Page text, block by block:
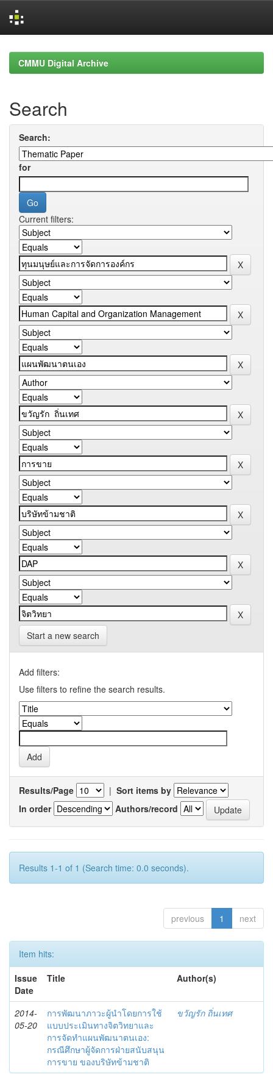
navigationCMMU Digital Archive
Search
Search:
for
Current filters:
Start a new search
Add filters:
Use filters to refine the search results.
Results/Page | Sort items by
In order
Authors/record
Results 1-1 of 1 (Search time: 0.0 seconds).
previous 1 next
Item hits:
Issue
Date
Title Author(s)
2014-
05-20
การพัฒนาภาวะผู้นำโดยการใช้
แบบประเมินทางจิตวิทยาและ
การจัดทำแผนพัฒนาตนเอง:
กรณีศึกษาผู้จัดการฝ่ายสนับสนุน
การขาย ของบริษัทข้ามชาติ
ขวัญรัก ถิ่นเทศ